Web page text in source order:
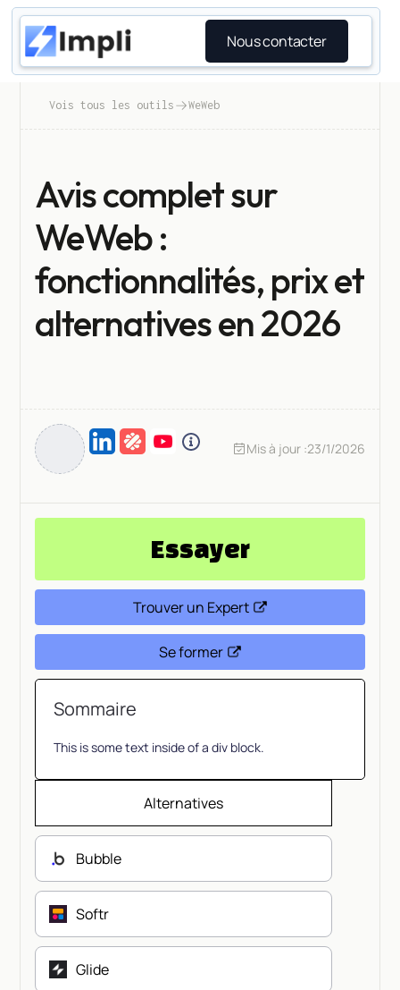
Nous contacter
Vois tous les outils WeWeb
Avis complet sur
WeWeb :
fonctionnalités, prix et
alternatives en 2026
Mis à jour :23/1/2026
Essayer
Trouver un Expert
Se former
Sommaire
This is some text inside of a div block.
Alternatives
Bubble
Softr
Glide